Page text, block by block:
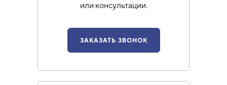
или консультации.
ЗАКАЗАТЬ ЗВОНОК